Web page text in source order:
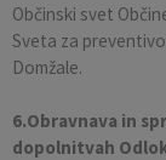
Občinski svet
Sveta za
Domžale.
6.Obravnava in
dopolnitvah